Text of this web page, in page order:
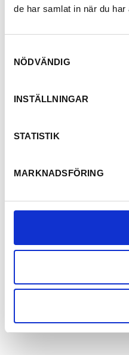
de har samlat in när du
NÖDVÄNDIG
INSTÄLLNINGAR
STATISTIK
MARKNADSFÖRING